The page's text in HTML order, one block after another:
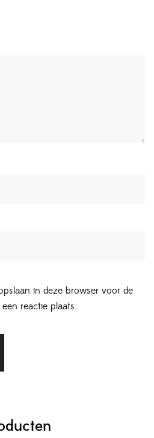
in deze browser voor de
reactie plaats.